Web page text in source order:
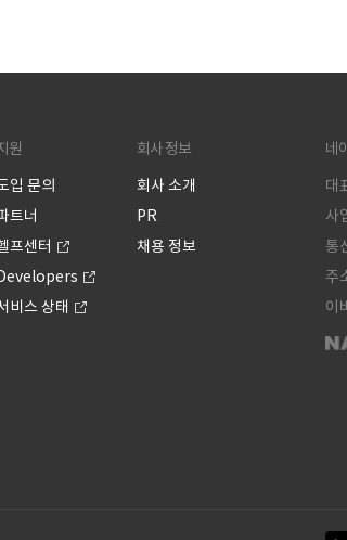
원
입 문의
트너
프센터
비스 상태
회사 정보
회사 소개
PR
채용 정보
네
대
사
통
주
이